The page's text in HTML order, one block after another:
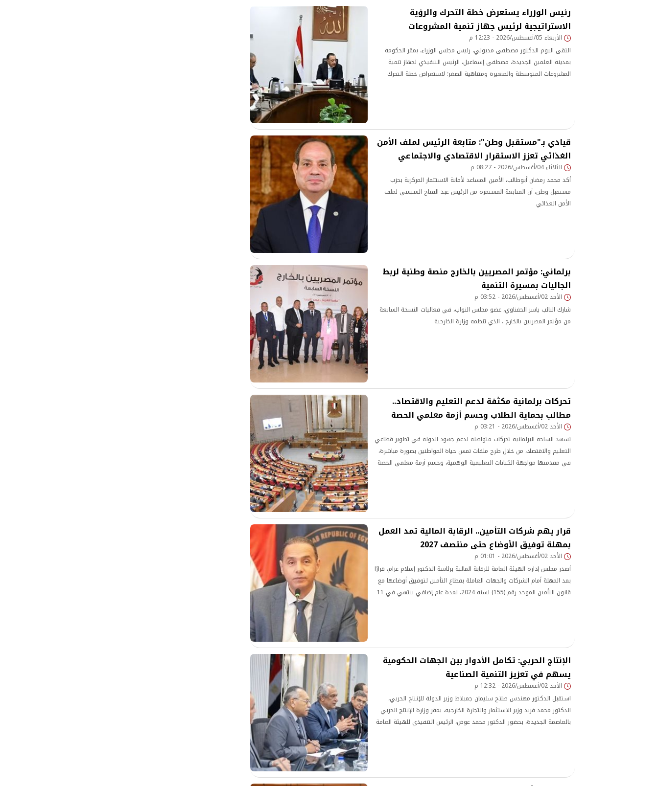
رئيس الوزراء يستعرض خطة التحرك والرؤية
الاستراتيجية لرئيس جهاز تنمية المشروعات
الأربعاء 05/أغسطس/2026 - 12:23 م
التقى اليوم الدكتور مصطفى مدبولي، رئيس مجلس الوزراء، بمقر الحكومة
بمدينة العلمين الجديدة، مصطفى إسماعيل، الرئيس التنفيذي لجهاز تنمية
المشروعات المتوسطة والصغيرة ومتناهية الصغر؛ لاستعراض خطة التحرك
قيادي بـ"مستقبل وطن": متابعة الرئيس لملف الأمن
الغذائي تعزز الاستقرار الاقتصادي والاجتماعي
الثلاثاء 04/أغسطس/2026 - 08:27 م
أكد محمد رمضان أبوطالب، الأمين المساعد لأمانة الاستثمار المركزية بحزب
مستقبل وطن، أن المتابعة المستمرة من الرئيس عبد الفتاح السيسي لملف
الأمن الغذائي
برلماني: مؤتمر المصريين بالخارج منصة وطنية لربط
الجاليات بمسيرة التنمية
الأحد 02/أغسطس/2026 - 03:52 م
شارك النائب ياسر الحفناوي، عضو مجلس النواب، في فعاليات النسخة السابعة
من مؤتمر المصريين بالخارج ، الذي تنظمه وزارة الخارجية
تحركات برلمانية مكثفة لدعم التعليم والاقتصاد..
مطالب بحماية الطلاب وحسم أزمة معلمي الحصة
الأحد 02/أغسطس/2026 - 03:21 م
تشهد الساحة البرلمانية تحركات متواصلة لدعم جهود الدولة في تطوير قطاعي
التعليم والاقتصاد، من خلال طرح ملفات تمس حياة المواطنين بصورة مباشرة،
في مقدمتها مواجهة الكيانات التعليمية الوهمية، وحسم أزمة معلمي الحصة
قرار يهم شركات التأمين.. الرقابة المالية تمد العمل
بمهلة توفيق الأوضاع حتى منتصف 2027
الأحد 02/أغسطس/2026 - 01:01 م
أصدر مجلس إدارة الهيئة العامة للرقابة المالية برئاسة الدكتور إسلام عزام، قرارًا
بمد المهلة أمام الشركات والجهات العاملة بقطاع التأمين لتوفيق أوضاعها مع
قانون التأمين الموحد رقم (155) لسنة 2024، لمدة عام إضافي ينتهي في 11
الإنتاج الحربي: تكامل الأدوار بين الجهات الحكومية
يسهم في تعزيز التنمية الصناعية
الأحد 02/أغسطس/2026 - 12:32 م
استقبل الدكتور مهندس صلاح سليمان جمبلاط وزير الدولة للإنتاج الحربي،
الدكتور محمد فريد وزير الاستثمار والتجارة الخارجية، بمقر وزارة الإنتاج الحربي
بالعاصمة الجديدة، بحضور الدكتور محمد عوض، الرئيس التنفيذي للهيئة العامة